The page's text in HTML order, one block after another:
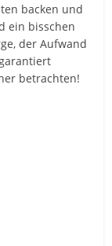
backen und
ein bisschen
der Aufwand
betrachten!